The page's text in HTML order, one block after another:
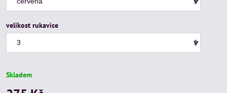
velikost rukavice
Skladem